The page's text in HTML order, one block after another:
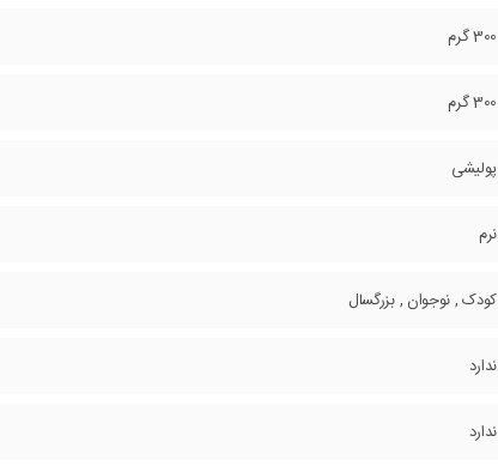
300 گرم
300 گرم
پولیشی
نرم
کودک , نوجوان , بزرگسال
ندارد
ندارد